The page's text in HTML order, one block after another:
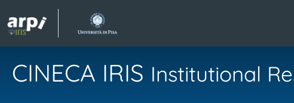
CINECA IRIS Institutional